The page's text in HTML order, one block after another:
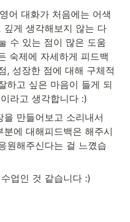
어 대화가 처음에는 어색
깊게 생각해보지 않는 다
수 있는 점이 많은 도움
숙제에 자세하게 피드백
, 성장한 점에 대해 구체적
하고 싶은 마음이 들게 되
라고 생각합니다 :)
만들어보고 소리내서
에 대해피드백은 해주시
원해주신다는 걸 느꼈습
업인 것 같습니다 :)